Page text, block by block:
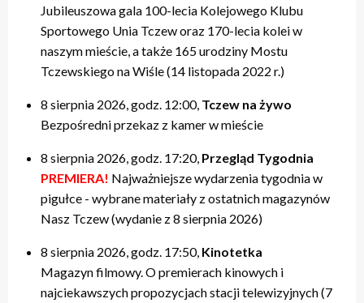
Jubileuszowa gala 100-lecia Kolejowego Klubu
Sportowego Unia Tczew oraz 170-lecia kolei w
naszym mieście, a także 165 urodziny Mostu
Tczewskiego na Wiśle (14 listopada 2022 r.)
8 sierpnia 2026, godz. 12:00, Tczew na żywo
Bezpośredni przekaz z kamer w mieście
8 sierpnia 2026, godz. 17:20, Przegląd Tygodnia
PREMIERA! Najważniejsze wydarzenia tygodnia w
pigułce - wybrane materiały z ostatnich magazynów
Nasz Tczew (wydanie z 8 sierpnia 2026)
8 sierpnia 2026, godz. 17:50, Kinotetka
Magazyn filmowy. O premierach kinowych i
najciekawszych propozycjach stacji telewizyjnych (7